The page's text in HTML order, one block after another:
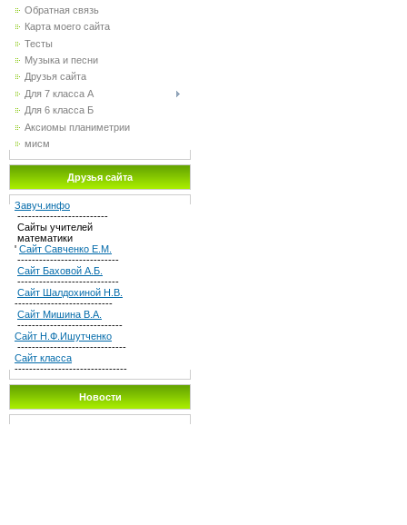
Обратная связь
Карта моего сайта
Тесты
Музыка и песни
Друзья сайта
Для 7 класса А
Для 6 класса Б
Аксиомы планиметрии
мисм
Друзья сайта
Завуч.инфо
-------------------------
Сайты учителей
математики
' Сайт Савченко Е.М.
----------------------------
Сайт Баховой А.Б.
----------------------------
Сайт Шалдохиной Н.В.
---------------------------
Сайт Мишина В.А.
-----------------------------
Сайт Н.Ф.Ишутченко
------------------------------
Сайт класса
-------------------------------
Новости